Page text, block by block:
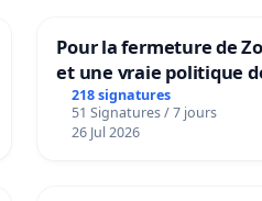
Pour la fermeture de
et une vraie politique
la dépendance
218 signatures
51 Signatures / 7 jours
26 Jul 2026